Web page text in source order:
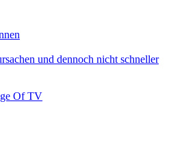
und dennoch nicht schneller
Of TV